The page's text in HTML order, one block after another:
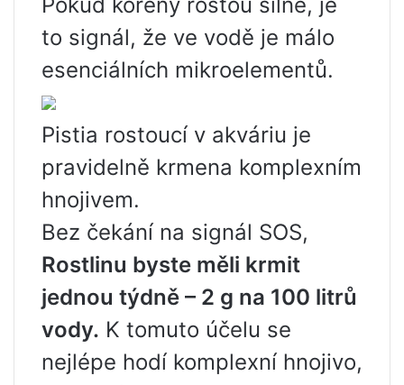
to signál, že ve vodě je málo
esenciálních mikroelementů.
Pistia rostoucí v akváriu je
pravidelně krmena komplexním
hnojivem.
Bez čekání na signál SOS,
Rostlinu byste měli krmit
jednou týdně – 2 g na 100 litrů
vody. K tomuto účelu se
nejlépe hodí komplexní hnojivo,